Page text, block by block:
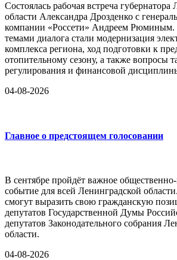
Состоялась рабочая встреча губернатора
области Александра Дрозденко с
компании «Россети» Андреем Рюминым.
темами диалога стали модернизация
комплекса региона, ход подготовки к
отопительному сезону, а также вопросы
регулирования и финансовой
04-08-2026
Главное о предстоящем голосовании
В сентябре пройдёт важное
событие для всей Ленинградской
смогут выразить свою гражданскую
депутатов Государственной Думы
депутатов Законодательного собрания
области.
04-08-2026